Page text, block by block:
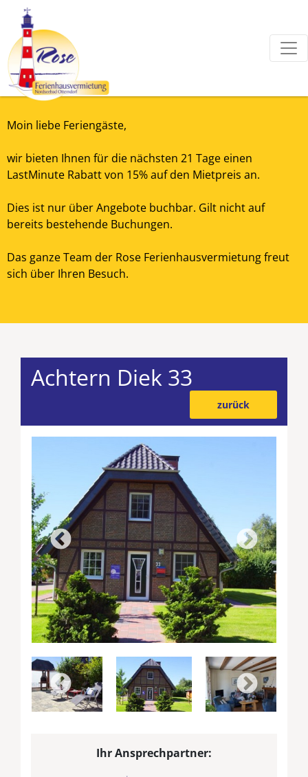
Moin liebe Feriengäste,
wir bieten Ihnen für die nächsten 21 Tage einen
LastMinute Rabatt von 15% auf den Mietpreis an.
Dies ist nur über Angebote buchbar. Gilt nicht auf
bereits bestehende Buchungen.
Das ganze Team der Rose Ferienhausvermietung freut
sich über Ihren Besuch.
Achtern Diek 33
zurück
Ihr Ansprechpartner: